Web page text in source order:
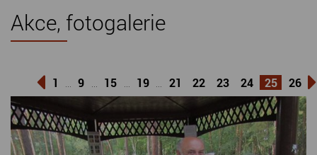
Akce, fotogalerie
1 9 15 19 21 22 23 24 25 26